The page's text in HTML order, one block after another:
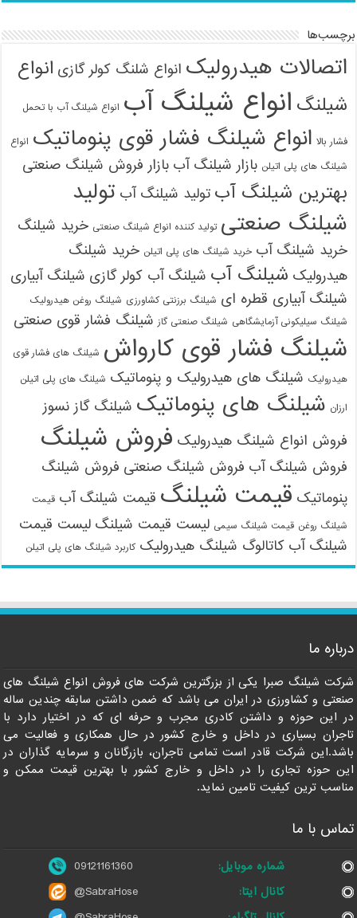
برچسب‌ها
اتصالات هیدرولیک انواع شلنگ کولر گازی انواع
شیلنگ انواع شیلنگ آب انواع شیلنگ آب با تحمل
فشار بالا انواع شیلنگ فشار قوی پنوماتیک انواع
شیلنگ های پلی اتیلن بازار شیلنگ آب بازار فروش شیلنگ صنعتی
بهترین شیلنگ آب تولید شیلنگ آب تولید
شیلنگ صنعتی تولید کننده انواع شیلنگ صنعتی خرید شیلنگ
خرید شیلنگ آب خرید شیلنگ های پلی اتیلن خرید شیلنگ
هیدرولیک شیلنگ آب شیلنگ آب کولر گازی شیلنگ آبیاری
شیلنگ آبیاری قطره ای شیلنگ برزنتی کشاورزی شیلنگ روغن هیدرولیک
شیلنگ سیلیکونی آزمایشگاهی شیلنگ صنعتی گاز شیلنگ فشار قوی صنعتی
شیلنگ فشار قوی کارواش شیلنگ های فشار قوی
هیدرولیک شیلنگ های هیدرولیک و پنوماتیک شیلنگ های پلی اتیلن
ارزان شیلنگ های پنوماتیک شیلنگ گاز نسوز
فروش انواع شیلنگ هیدرولیک فروش شیلنگ
فروش شیلنگ آب فروش شیلنگ صنعتی فروش شیلنگ
پنوماتیک قیمت شیلنگ قیمت شیلنگ آب قیمت
شیلنگ روغن قیمت شیلنگ سیمی لیست قیمت شیلنگ لیست قیمت
شیلنگ آب کاتالوگ شیلنگ هیدرولیک کاربرد شیلنگ های پلی اتیلن
درباره ما
شرکت شیلنگ صبرا یکی از بزرگترین شرکت های فروش انواع شیلنگ های
صنعتی و کشاورزی در ایران می باشد که ضمن داشتن سابقه چندین ساله
در این حوزه و داشتن کادری مجرب و حرفه ای که در اختیار دارد با
تاجران بسیاری در داخل و خارج کشور در حال همکاری و فعالیت می
باشد.این شرکت قادر است تمامی تاجران، بازرگانان و سرمایه گذاران در
این حوزه تجاری را در داخل و خارج کشور با بهترین قیمت ممکن و
مناسب ترین کیفیت تامین نماید.
تماس با ما
شماره موبایل:
09121161360
کانال ایتا:
@SabraHose
09121161360